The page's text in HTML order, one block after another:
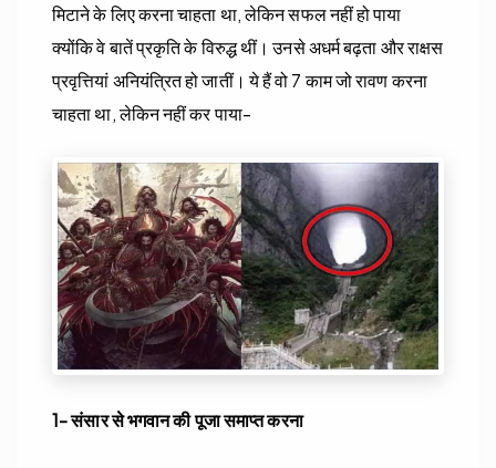
मिटाने के लिए करना चाहता था, लेकिन सफल नहीं हो पाया
क्योंकि वे बातें प्रकृति के विरुद्ध थीं। उनसे अधर्म बढ़ता और राक्षस
प्रवृत्तियां अनियंत्रित हो जातीं। ये हैं वो 7 काम जो रावण करना
चाहता था, लेकिन नहीं कर पाया-
1- संसार से भगवान की पूजा समाप्त करना